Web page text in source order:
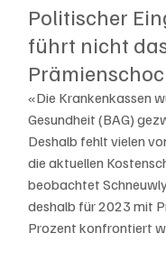
Politischer
führt nicht
«Die Krankenkassen
Gesundheit (BAG)
Deshalb fehlt vielen
die aktuellen
beobachtet
deshalb für 2023 mit
Prozent konfrontiert